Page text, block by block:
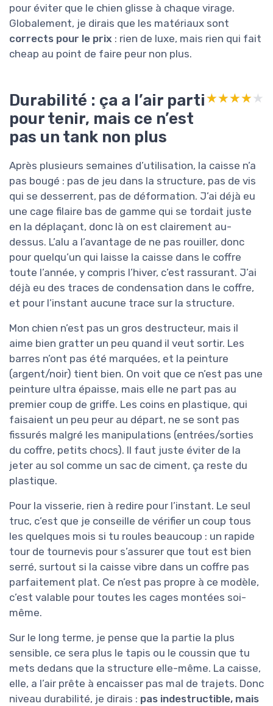
pour éviter que le chien glisse à chaque virage.
Globalement, je dirais que les matériaux sont
corrects pour le prix : rien de luxe, mais rien qui fait
cheap au point de faire peur non plus.
Durabilité : ça a l’air parti
pour tenir, mais ce n’est
pas un tank non plus
★★★★★
★★★★★
Après plusieurs semaines d’utilisation, la caisse n’a
pas bougé : pas de jeu dans la structure, pas de vis
qui se desserrent, pas de déformation. J’ai déjà eu
une cage filaire bas de gamme qui se tordait juste
en la déplaçant, donc là on est clairement au-
dessus. L’alu a l’avantage de ne pas rouiller, donc
pour quelqu’un qui laisse la caisse dans le coffre
toute l’année, y compris l’hiver, c’est rassurant. J’ai
déjà eu des traces de condensation dans le coffre,
et pour l’instant aucune trace sur la structure.
Mon chien n’est pas un gros destructeur, mais il
aime bien gratter un peu quand il veut sortir. Les
barres n’ont pas été marquées, et la peinture
(argent/noir) tient bien. On voit que ce n’est pas une
peinture ultra épaisse, mais elle ne part pas au
premier coup de griffe. Les coins en plastique, qui
faisaient un peu peur au départ, ne se sont pas
fissurés malgré les manipulations (entrées/sorties
du coffre, petits chocs). Il faut juste éviter de la
jeter au sol comme un sac de ciment, ça reste du
plastique.
Pour la visserie, rien à redire pour l’instant. Le seul
truc, c’est que je conseille de vérifier un coup tous
les quelques mois si tu roules beaucoup : un rapide
tour de tournevis pour s’assurer que tout est bien
serré, surtout si la caisse vibre dans un coffre pas
parfaitement plat. Ce n’est pas propre à ce modèle,
c’est valable pour toutes les cages montées soi-
même.
Sur le long terme, je pense que la partie la plus
sensible, ce sera plus le tapis ou le coussin que tu
mets dedans que la structure elle-même. La caisse,
elle, a l’air prête à encaisser pas mal de trajets. Donc
niveau durabilité, je dirais : pas indestructible, mais